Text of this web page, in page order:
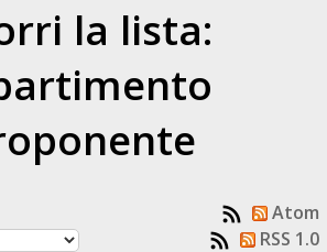
la lista:
Atom
RSS 1.0